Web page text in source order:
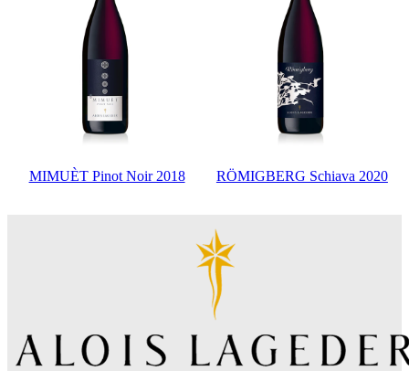
MIMUÈT Pinot Noir 2018 RÖMIGBERG Schiava 2020